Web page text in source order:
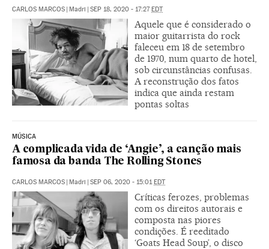
CARLOS MARCOS | Madri | SEP 18, 2020 - 17:27EDT
Aquele que é considerado o
maior guitarrista do rock
faleceu em 18 de setembro
de 1970, num quarto de hotel,
sob circunstâncias confusas.
A reconstrução dos fatos
indica que ainda restam
pontas soltas
MÚSICA
A complicada vida de ‘Angie’, a canção mais
famosa da banda The Rolling Stones
CARLOS MARCOS | Madri | SEP 06, 2020 - 15:01EDT
Críticas ferozes, problemas
com os direitos autorais e
composta nas piores
condições. É reeditado
‘Goats Head Soup’, o disco